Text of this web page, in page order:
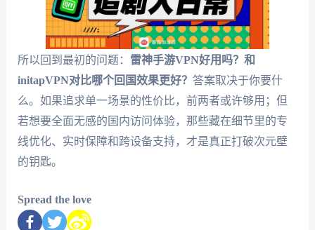
所以回到最初的问题： 雷神手游VPN好用吗？和
initapVPN对比哪个回国效果更好？ 答案取决于你要什
么。如果追求单一场景的性价比，前两者或许够用；但
若想要全面无感的国内访问体验，那些藏在细节里的专
线优化、实时保障和跨设备支持，才是真正打破次元壁
的钥匙。
Spread the love